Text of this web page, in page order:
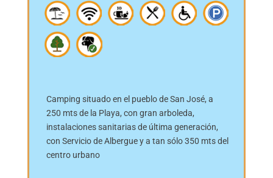
Camping situado en el pueblo de San José, a
250 mts de la Playa, con gran arboleda,
instalaciones sanitarias de última generación,
con Servicio de Albergue y a tan sólo 350 mts del
centro urbano